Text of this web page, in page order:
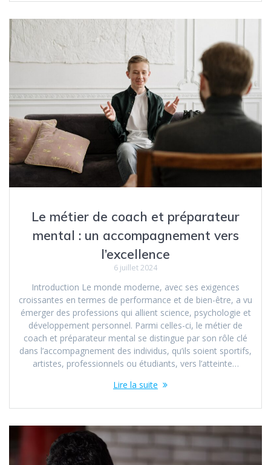
Le métier de coach et préparateur
mental : un accompagnement vers
l’excellence
6 juillet 2024
Introduction Le monde moderne, avec ses exigences
croissantes en termes de performance et de bien-être, a vu
émerger des professions qui allient science, psychologie et
développement personnel. Parmi celles-ci, le métier de
coach et préparateur mental se distingue par son rôle clé
dans l’accompagnement des individus, qu’ils soient sportifs,
artistes, professionnels ou étudiants, vers l’atteinte…
Lire la suite